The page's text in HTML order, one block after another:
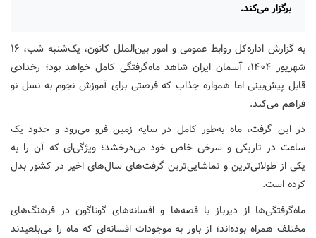
برگزار می‌کند.
به گزارش اداره‌کل روابط عمومی و امور بین‌الملل کانون، یک‌شنبه شب، ۱۶
شهریور ۱۴۰۴، آسمان ایران شاهد ماه‌گرفتگی کامل خواهد بود؛ رخدادی
قابل پیش‌بینی اما همواره جذاب که فرصتی برای آموزش نجوم به نسل نو
فراهم می‌کند.
در این گرفت، ماه به‌طور کامل در سایه زمین فرو می‌رود و حدود یک
ساعت در تاریکی و سرخی خاص خود می‌درخشد؛ ویژگی‌ای که آن را به
یکی از طولانی‌ترین و تماشایی‌ترین گرفت‌های سال‌های اخیر در کشور بدل
کرده است.
ماه‌گرفتگی‌ها از دیرباز با قصه‌ها و افسانه‌های گوناگون در فرهنگ‌های
مختلف همراه بوده‌اند؛ از باور به موجودات افسانه‌ای که ماه را می‌بلعیدند